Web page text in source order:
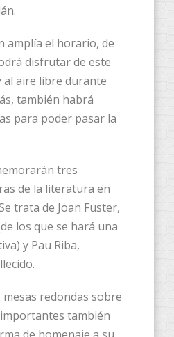
amplía el horario, de
disfrutar de este
aire libre durante
también habrá
para poder pasar la
tres
de la literatura en
trata de Joan Fuster,
los que se hará una
y Pau Riba,
redondas sobre
también